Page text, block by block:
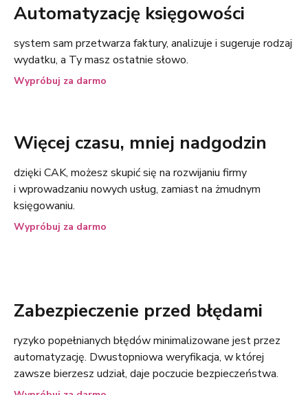
Automatyzację księgowości
system sam przetwarza faktury, analizuje i sugeruje rodzaj
wydatku, a Ty masz ostatnie słowo.
Wypróbuj za darmo
Więcej czasu, mniej nadgodzin
dzięki CAK, możesz skupić się na rozwijaniu firmy
i wprowadzaniu nowych usług, zamiast na żmudnym
księgowaniu.
Wypróbuj za darmo
Zabezpieczenie przed błędami
ryzyko popełnianych błędów minimalizowane jest przez
automatyzację. Dwustopniowa weryfikacja, w której
zawsze bierzesz udział, daje poczucie bezpieczeństwa.